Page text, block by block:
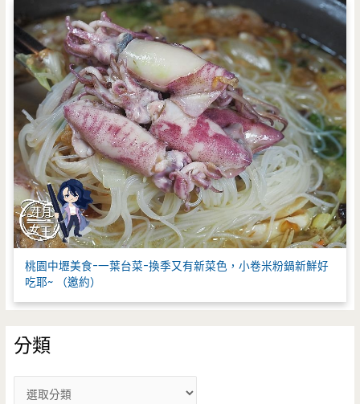
桃園中壢美食-一葉台菜-換季又有新菜色，小卷米粉鍋新鮮好
吃耶~ （邀約）
分類